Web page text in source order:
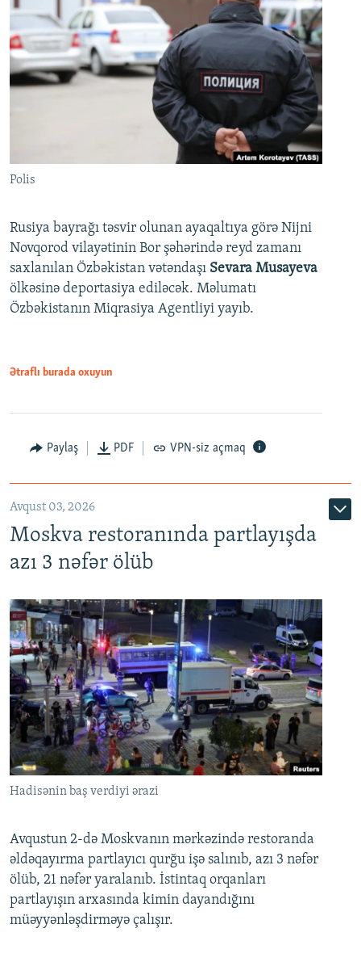
Polis
Rusiya bayrağı təsvir olunan ayaqaltıya görə Nijni
Novqorod vilayətinin Bor şəhərində reyd zamanı
saxlanılan Özbəkistan vətəndaşı Sevara Musayeva
ölkəsinə deportasiya ediləcək. Məlumatı
Özbəkistanın Miqrasiya Agentliyi yayıb.
Ətraflı burada oxuyun
Paylaş PDF VPN-siz açmaq
Avqust 03, 2026
Moskva restoranında partlayışda
azı 3 nəfər ölüb
Hadisənin baş verdiyi ərazi
Avqustun 2-də Moskvanın mərkəzində restoranda
əldəqayırma partlayıcı qurğu işə salınıb, azı 3 nəfər
ölüb, 21 nəfər yaralanıb. İstintaq orqanları
partlayışın arxasında kimin dayandığını
müəyyənləşdirməyə çalışır.